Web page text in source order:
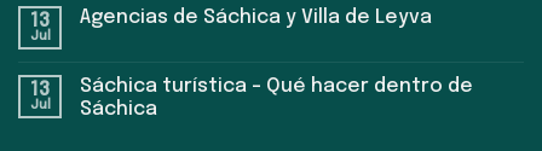
13
Jul
Agencias de Sáchica y Villa de Leyva
13
Jul
Sáchica turística – Qué hacer dentro de
Sáchica